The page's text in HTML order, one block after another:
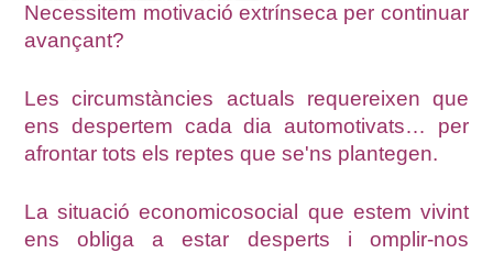
Necessitem motivació extrínseca per continuar
avançant?
Les circumstàncies actuals requereixen que
ens despertem cada dia automotivats… per
afrontar tots els reptes que se'ns plantegen.
La situació economicosocial que estem vivint
ens obliga a estar desperts i omplir-nos